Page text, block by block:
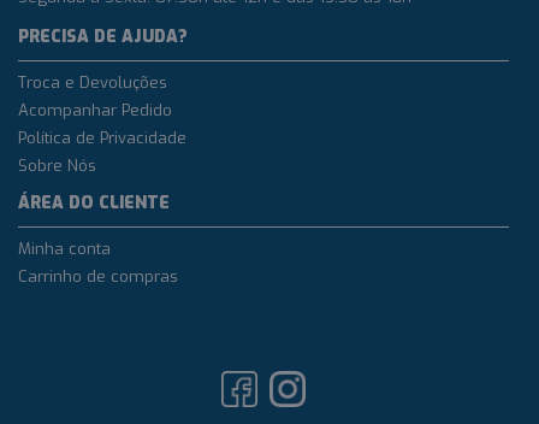
PRECISA DE AJUDA?
Troca e Devoluções
Acompanhar Pedido
Política de Privacidade
Sobre Nós
ÁREA DO CLIENTE
Minha conta
Carrinho de compras